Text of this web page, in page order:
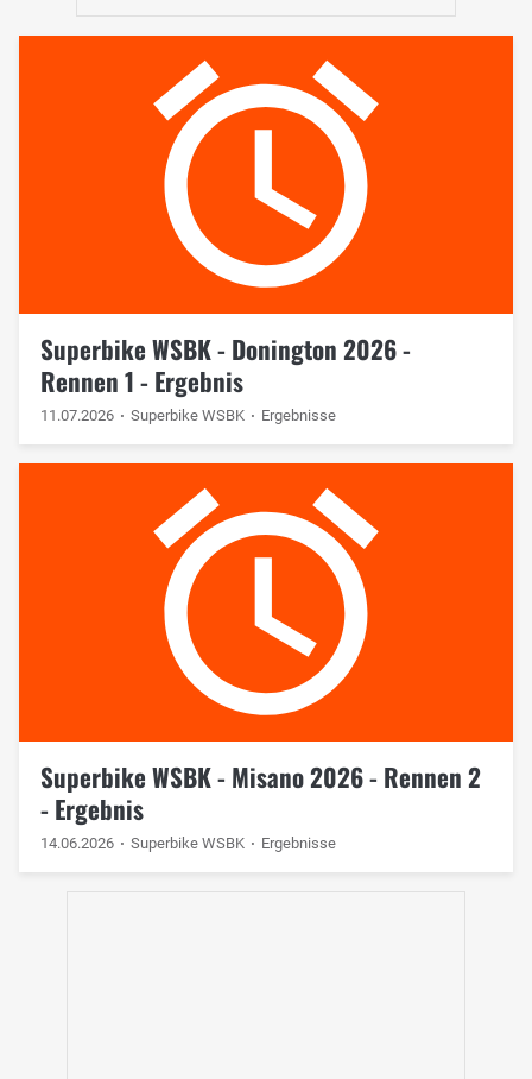
Superbike WSBK - Donington 2026 -
Rennen 1 - Ergebnis
11.07.2026 Superbike WSBK Ergebnisse
Superbike WSBK - Misano 2026 - Rennen 2
- Ergebnis
14.06.2026 Superbike WSBK Ergebnisse